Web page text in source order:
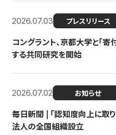
2026.07.03 プレスリリース
コングラント、京都大学と「
する共同研究を開始
2026.07.02 お知らせ
毎日新聞 | 「認知度向上に取
法人の全国組織設立